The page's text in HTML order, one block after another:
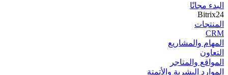
البدء مجانًا
Bitrix24
المنتجات
CRM
المھام والمشاریع
التعاون
المواقع والمتاجر
الموارد البشرية والأتمتة